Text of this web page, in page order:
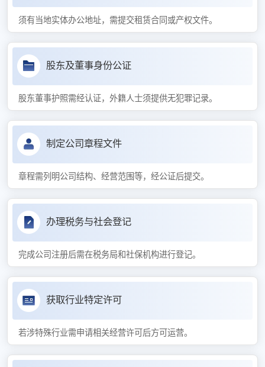
须有当地实体办公地址，需提交租赁合同或产权文件。
股东及董事身份公证
股东董事护照需经认证，外籍人士须提供无犯罪记录。
制定公司章程文件
章程需列明公司结构、经营范围等，经公证后提交。
办理税务与社会登记
完成公司注册后需在税务局和社保机构进行登记。
获取行业特定许可
若涉特殊行业需申请相关经营许可后方可运营。